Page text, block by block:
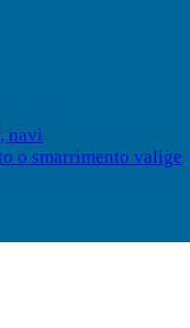
navi
o smarrimento valige